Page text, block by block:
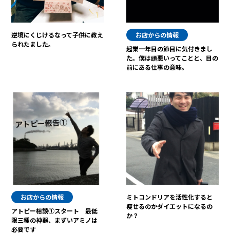
逆境にくじけるなって子供に教え
られたました。
お店からの情報
起業一年目の節目に気付きまし
た。僕は頭悪いってことと、目の
前にある仕事の意味。
お店からの情報
アトピー相談①スタート 最低
限三種の神器、まずいアミノは
必要です
ミトコンドリアを活性化すると
瘦せるのかダイエットになるの
か？